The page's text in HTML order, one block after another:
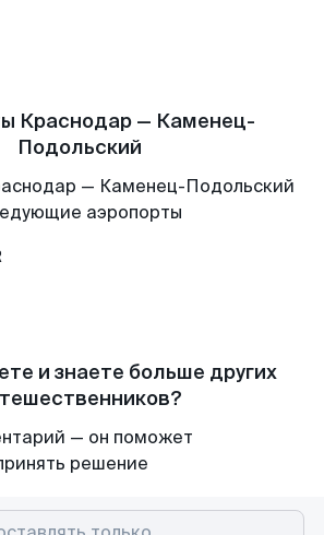
Краснодар — Каменец-
Подольский
— Каменец-Подольский
аэропорты
и знаете больше других
— он поможет
решение